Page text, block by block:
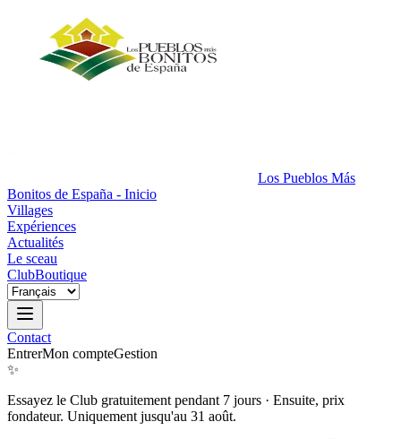
Los Pueblos Más
Bonitos de España - Inicio
Villages
Expériences
Actualités
Le sceau
ClubBoutique
Contact
EntrerMon compteGestion
✨
Essayez le Club gratuitement pendant 7 jours · Ensuite, prix
fondateur. Uniquement jusqu'au 31 août.